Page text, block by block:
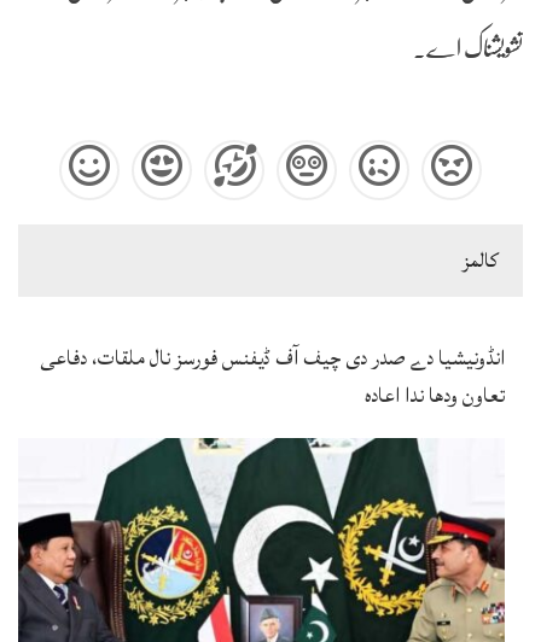
تشویشناک اے۔
كالمز
انڈونیشیا دے صدر دی چیف آف ڈیفنس فورسز نال ملقات، دفاعی
تعاون ودھا ندا اعادہ